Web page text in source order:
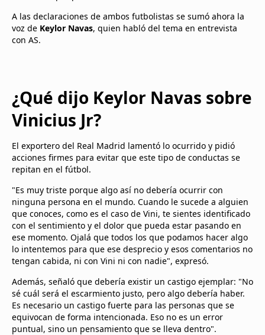
A las declaraciones de ambos futbolistas se sumó ahora la
voz de Keylor Navas, quien habló del tema en entrevista
con AS.
¿Qué dijo Keylor Navas sobre
Vinicius Jr?
El exportero del Real Madrid lamentó lo ocurrido y pidió
acciones firmes para evitar que este tipo de conductas se
repitan en el fútbol.
"Es muy triste porque algo así no debería ocurrir con
ninguna persona en el mundo. Cuando le sucede a alguien
que conoces, como es el caso de Vini, te sientes identificado
con el sentimiento y el dolor que pueda estar pasando en
ese momento. Ojalá que todos los que podamos hacer algo
lo intentemos para que ese desprecio y esos comentarios no
tengan cabida, ni con Vini ni con nadie", expresó.
Además, señaló que debería existir un castigo ejemplar: "No
sé cuál será el escarmiento justo, pero algo debería haber.
Es necesario un castigo fuerte para las personas que se
equivocan de forma intencionada. Eso no es un error
puntual, sino un pensamiento que se lleva dentro".